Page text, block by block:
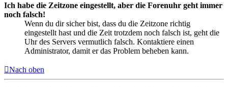
Ich habe die Zeitzone eingestellt, aber die Forenuhr geht immer
noch falsch!
Wenn du dir sicher bist, dass du die Zeitzone richtig
eingestellt hast und die Zeit trotzdem noch falsch ist, geht die
Uhr des Servers vermutlich falsch. Kontaktiere einen
Administrator, damit er das Problem beheben kann.
Nach oben